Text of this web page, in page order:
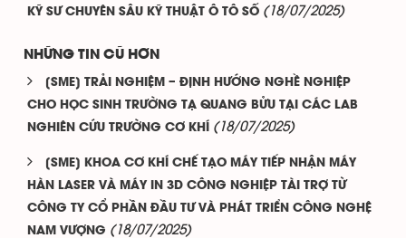
KỸ SƯ CHUYÊN SÂU KỸ THUẬT Ô TÔ SỐ (18/07/2025)
NHỮNG TIN CŨ HƠN
[SME] TRẢI NGHIỆM – ĐỊNH HƯỚNG NGHỀ NGHIỆP
CHO HỌC SINH TRƯỜNG TẠ QUANG BỬU TẠI CÁC LAB
NGHIÊN CỨU TRƯỜNG CƠ KHÍ
(18/07/2025)
[SME] KHOA CƠ KHÍ CHẾ TẠO MÁY TIẾP NHẬN MÁY
HÀN LASER VÀ MÁY IN 3D CÔNG NGHIỆP TÀI TRỢ TỪ
CÔNG TY CỔ PHẦN ĐẦU TƯ VÀ PHÁT TRIỂN CÔNG NGHỆ
NAM VƯỢNG (18/07/2025)